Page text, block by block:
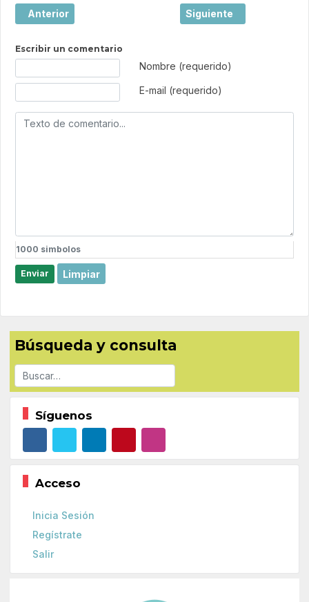
Artículo anterior: El lenguaje del bronce: las campanas,
Anterior Artículo siguiente: En
Siguiente
Escribir un comentario
Nombre (requerido)
E-mail (requerido)
1000 simbolos
Enviar Limpiar
Búsqueda y consulta
Buscar
Síguenos
Acceso
Inicia Sesión
Regístrate
Salir